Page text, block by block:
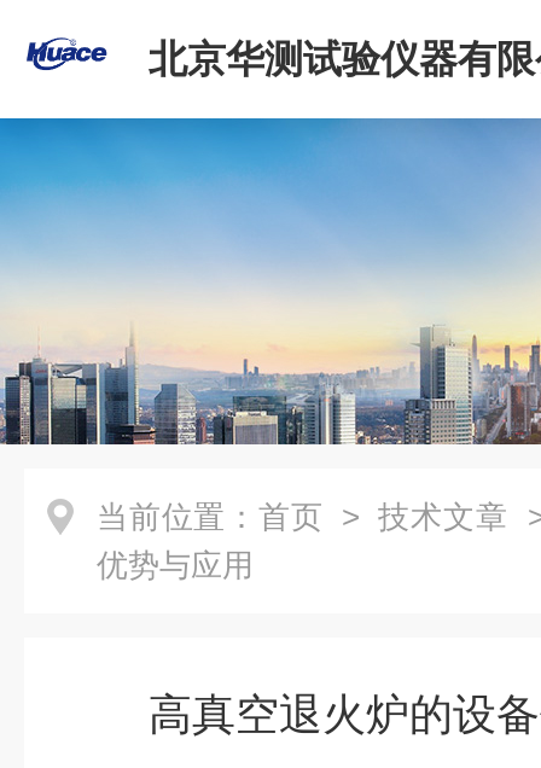
北京华测试验仪器有
当前位置： 首页 > 技术文章
优势与应用
高真空退火炉的设